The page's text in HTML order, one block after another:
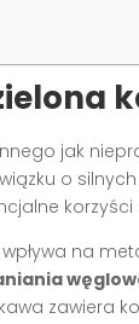
jak
o
korzyści
na
zawiera